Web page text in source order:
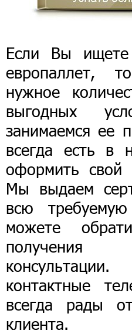
Если Вы
европаллет,
нужное
выгодных
занимаемся ее
всегда есть в
оформить свой
Мы выдаем
всю
можете
получения
контактные
всегда рады
клиента.